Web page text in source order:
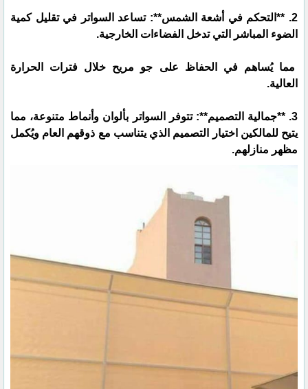
2. **التحكم في أشعة الشمس**: تساعد السواتر في تقليل كمية
الضوء المباشر التي تدخل الفضاءات الخارجية.
مما يُساهم في الحفاظ على جو مريح خلال فترات الحرارة
العالية.
3. **جمالية التصميم**: تتوفر السواتر بألوان وأنماط متنوعة، مما
يتيح للمالكين اختيار التصميم الذي يتناسب مع ذوقهم العام ويُكمل
مظهر منازلهم.